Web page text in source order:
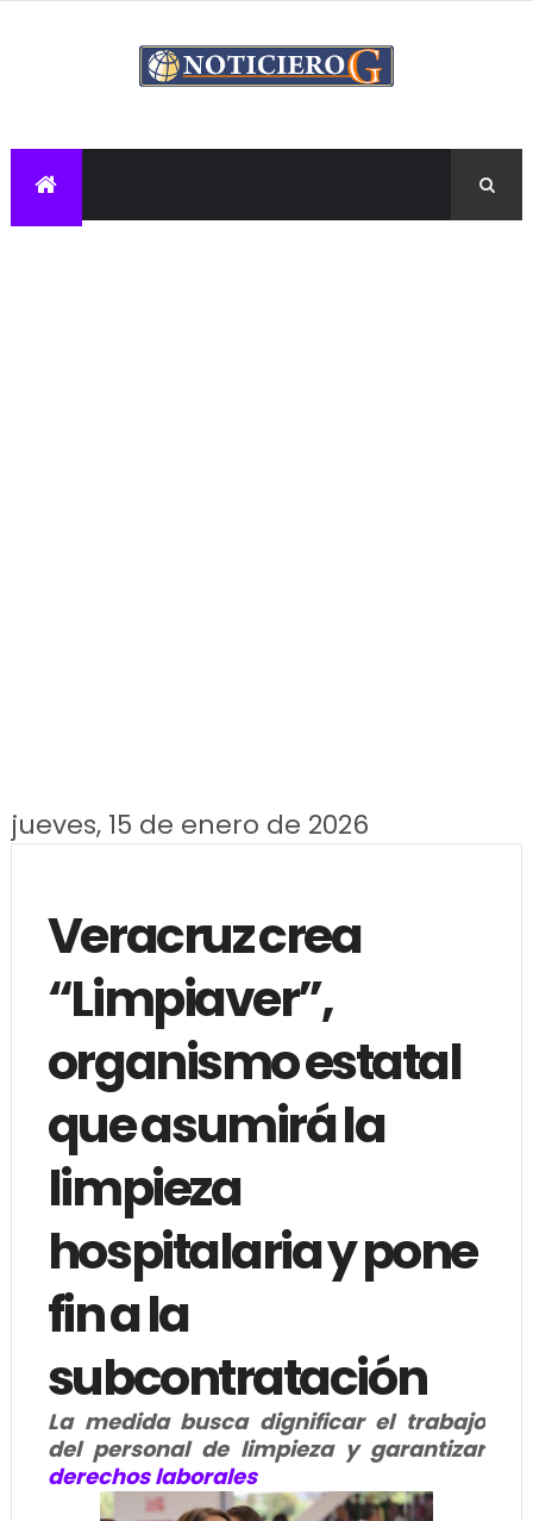
jueves, 15 de enero de 2026
Veracruz crea
“Limpiaver”,
organismo estatal
que asumirá la
limpieza
hospitalaria y pone
fin a la
subcontratación
La medida busca dignificar el trabajo
del personal de limpieza y garantizar
derechos laborales